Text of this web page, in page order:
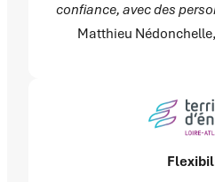
confiance, avec des
Matthieu